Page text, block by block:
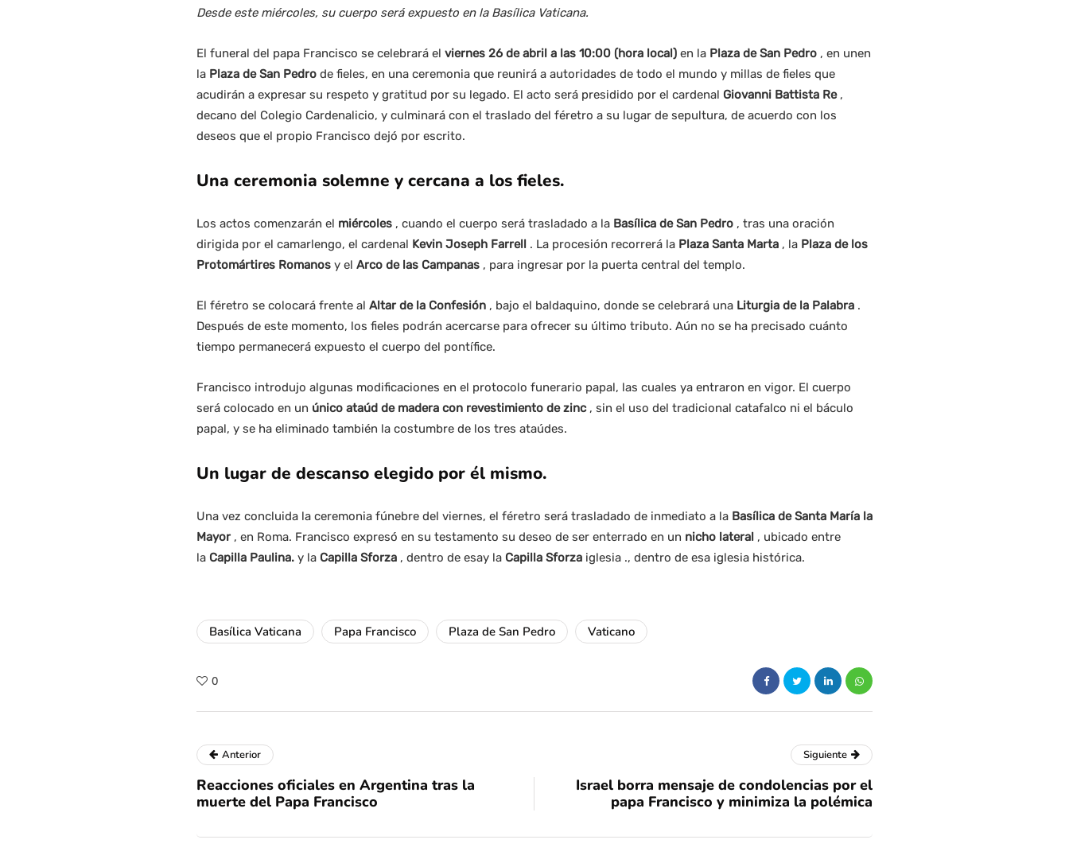
Desde este miércoles, su cuerpo será expuesto en la Basílica Vaticana.
El funeral del papa Francisco se celebrará el viernes 26 de abril a las 10:00 (hora local) en la Plaza de San Pedro , en unen
la Plaza de San Pedro de fieles, en una ceremonia que reunirá a autoridades de todo el mundo y millas de fieles que
acudirán a expresar su respeto y gratitud por su legado. El acto será presidido por el cardenal Giovanni Battista Re,
decano del Colegio Cardenalicio, y culminará con el traslado del féretro a su lugar de sepultura, de acuerdo con los
deseos que el propio Francisco dejó por escrito.
Una ceremonia solemne y cercana a los fieles.
Los actos comenzarán el miércoles , cuando el cuerpo será trasladado a la Basílica de San Pedro , tras una oración
dirigida por el camarlengo, el cardenal Kevin Joseph Farrell . La procesión recorrerá la Plaza Santa Marta , la Plaza de los
Protomártires Romanos y el Arco de las Campanas , para ingresar por la puerta central del templo.
El féretro se colocará frente al Altar de la Confesión , bajo el baldaquino, donde se celebrará una Liturgia de la Palabra .
Después de este momento, los fieles podrán acercarse para ofrecer su último tributo. Aún no se ha precisado cuánto
tiempo permanecerá expuesto el cuerpo del pontífice.
Francisco introdujo algunas modificaciones en el protocolo funerario papal, las cuales ya entraron en vigor. El cuerpo
será colocado en un único ataúd de madera con revestimiento de zinc, sin el uso del tradicional catafalco ni el báculo
papal, y se ha eliminado también la costumbre de los tres ataúdes.
Un lugar de descanso elegido por él mismo.
Una vez concluida la ceremonia fúnebre del viernes, el féretro será trasladado de inmediato a la Basílica de Santa María la
Mayor, en Roma. Francisco expresó en su testamento su deseo de ser enterrado en un nicho lateral , ubicado entre
la Capilla Paulina. y la Capilla Sforza , dentro de esay la Capilla Sforza iglesia ., dentro de esa iglesia histórica.
Basílica Vaticana Papa Francisco Plaza de San Pedro Vaticano
0
Anterior
Reacciones oficiales en Argentina tras la
muerte del Papa Francisco
Siguiente
Israel borra mensaje de condolencias por el
papa Francisco y minimiza la polémica